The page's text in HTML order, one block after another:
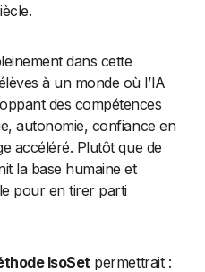
dans cette
à un monde où l’IA
des compétences
autonomie, confiance en
accéléré. Plutôt que de
la base humaine et
pour en tirer parti
IsoSet permettrait :